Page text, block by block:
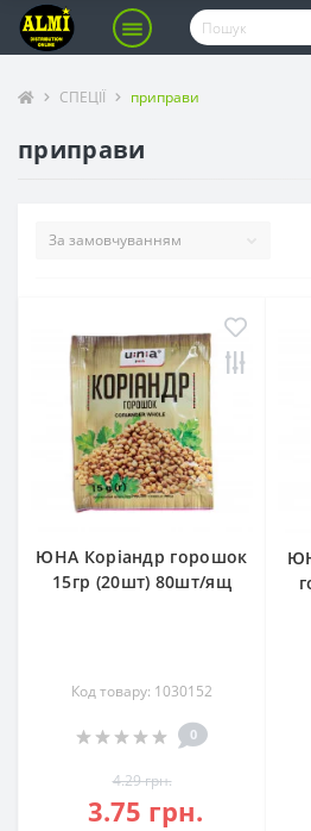
СПЕЦІЇ приправи
приправи
ЮНА Коріандр горошок
15гр (20шт) 80шт/ящ
Код товару: 1030152
0
4.29 грн.
3.75 грн.